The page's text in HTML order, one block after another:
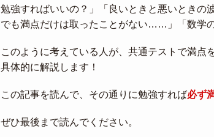
勉強すればいいの？」「良いときと悪いときの
でも満点だけは取ったことがない……」「数学
このように考えている人が、共通テストで満点
具体的に解説します！
この記事を読んで、その通りに勉強すれば必ず
ぜひ最後まで読んでください。